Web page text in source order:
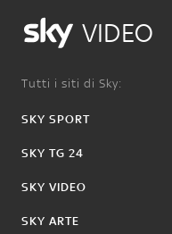
VIDEO
Tutti i siti di Sky:
SKY SPORT
SKY TG 24
SKY VIDEO
SKY ARTE